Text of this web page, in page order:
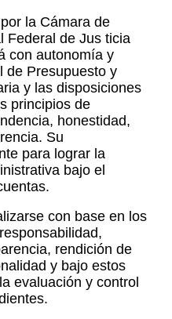
la Cámara de
Federal de Jus ticia
con autonomía y
de Presupuesto y
y las disposiciones
principios de
honestidad,
Su
para lograr la
bajo el
con base en los
rendición de
y bajo estos
evaluación y control